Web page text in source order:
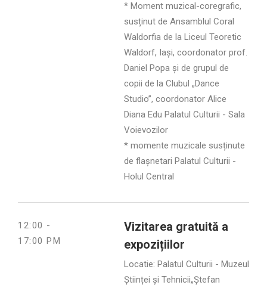
* Moment muzical-coregrafic,
susținut de Ansamblul Coral
Waldorfia de la Liceul Teoretic
Waldorf, Iași, coordonator prof.
Daniel Popa și de grupul de
copii de la Clubul „Dance
Studio”, coordonator Alice
Diana Edu Palatul Culturii - Sala
Voievozilor
* momente muzicale susținute
de flașnetari Palatul Culturii -
Holul Central
12:00 -
17:00 PM
Vizitarea gratuită a
expozițiilor
Locatie: Palatul Culturii - Muzeul
Științei și Tehnicii„Ștefan